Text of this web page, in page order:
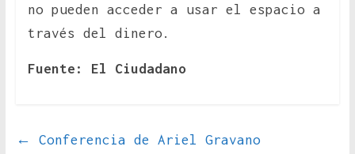
no pueden acceder a usar el espacio a
través del dinero.
Fuente: El Ciudadano
←
Conferencia de Ariel Gravano